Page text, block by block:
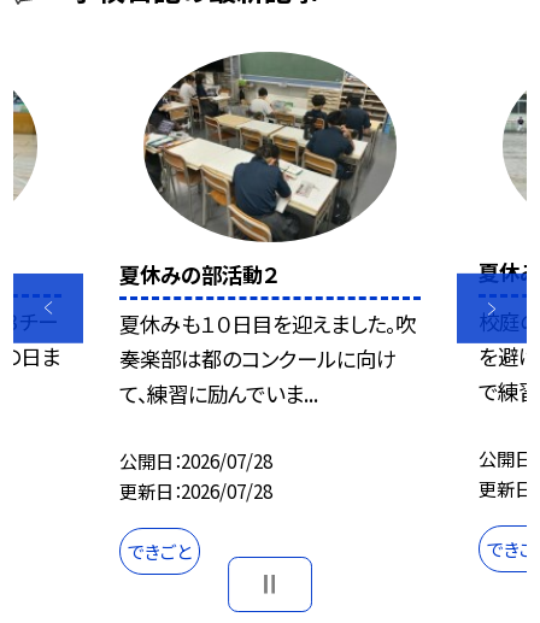
チー
日ま
夏休みの部活動２
夏休みも１０日目を迎えました。吹
奏楽部は都のコンクールに向け
て、練習に励んでいま...
公開日 2026/07/28
更新日 2026/07/28
できごと
夏休
校庭
を避
で練
公開日
更新日
できご